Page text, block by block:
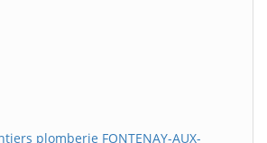
plomberie FONTENAY-AUX-